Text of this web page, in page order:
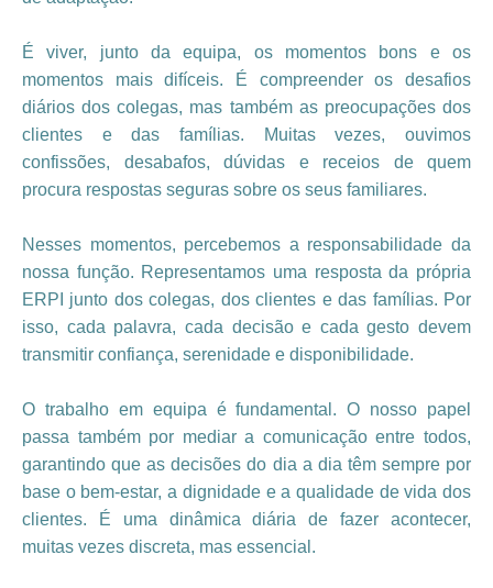
É viver, junto da equipa, os momentos bons e os
momentos mais difíceis. É compreender os desafios
diários dos colegas, mas também as preocupações dos
clientes e das famílias. Muitas vezes, ouvimos
confissões, desabafos, dúvidas e receios de quem
procura respostas seguras sobre os seus familiares.
Nesses momentos, percebemos a responsabilidade da
nossa função. Representamos uma resposta da própria
ERPI junto dos colegas, dos clientes e das famílias. Por
isso, cada palavra, cada decisão e cada gesto devem
transmitir confiança, serenidade e disponibilidade.
O trabalho em equipa é fundamental. O nosso papel
passa também por mediar a comunicação entre todos,
garantindo que as decisões do dia a dia têm sempre por
base o bem-estar, a dignidade e a qualidade de vida dos
clientes. É uma dinâmica diária de fazer acontecer,
muitas vezes discreta, mas essencial.